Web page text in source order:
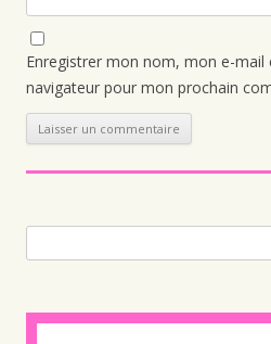
Enregistrer mon nom, mon e-mail
navigateur pour mon prochain